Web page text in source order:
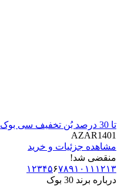
تا 30 درصد بُن تخفیف سی بوک
AZAR1401
مشاهده جزئیات و خرید
منقضی شد!
١٢٣۴۵۶٧٨٩١٠ ١١ ١٢١٣
درباره برند 30 بوک